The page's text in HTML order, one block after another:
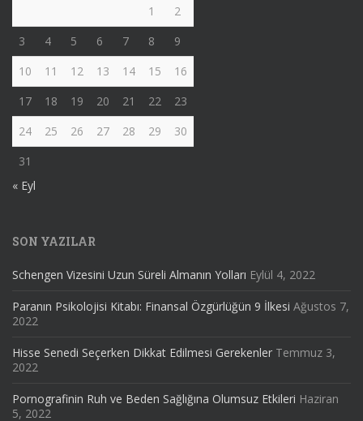
1
2
3
4 5 6 7 8
9
10
11 12 13 14 15
16
17
18 19 20 21 22
23
24
25 26 27 28 29
30
31
« Eyl
SON YAZILAR
Schengen Vizesini Uzun Süreli Almanın Yolları Eylül 4, 2022
Paranın Psikolojisi Kitabı: Finansal Özgürlüğün 9 İlkesi Ağustos 7,
2022
Hisse Senedi Seçerken Dikkat Edilmesi Gerekenler Temmuz 3,
2022
Pornografinin Ruh ve Beden Sağlığına Olumsuz Etkileri Haziran
5, 2022